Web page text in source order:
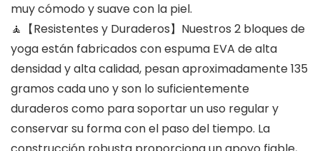
muy cómodo y suave con la piel.
🧘【Resistentes y Duraderos】Nuestros 2 bloques de
yoga están fabricados con espuma EVA de alta
densidad y alta calidad, pesan aproximadamente 135
gramos cada uno y son lo suficientemente
duraderos como para soportar un uso regular y
conservar su forma con el paso del tiempo. La